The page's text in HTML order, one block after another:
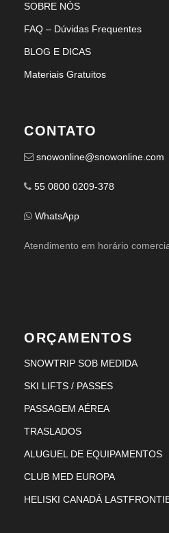
SOBRE NÓS
FAQ – Dúvidas Frequentes
BLOG E DICAS
Materiais Gratuitos
CONTATO
snowonline@snowonline.com
55 0800 0209-378
WhatsApp
Atendimento em horário
ORÇAMENTOS
SNOWTRIP SOB MEDIDA
SKI LIFTS / PASSES
PASSAGEM AÉREA
TRASLADOS
ALUGUEL DE EQUIPAMENTOS
CLUB MED EUROPA
HELISKI CANADÁ